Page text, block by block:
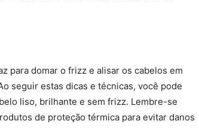
para domar o frizz e alisar os cabelos em
seguir estas dicas e técnicas, você pode
liso, brilhante e sem frizz. Lembre-se
de proteção térmica para evitar danos